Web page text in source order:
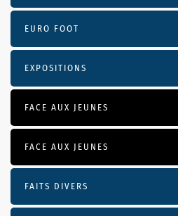
EURO FOOT
EXPOSITIONS
FACE AUX JEUNES
FACE AUX JEUNES
FAITS DIVERS